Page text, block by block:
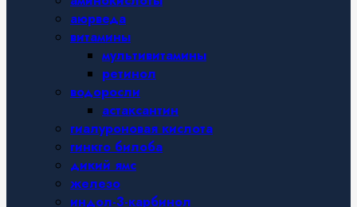
аюрведа
витамины
мультивитамины
ретинол
водоросли
астаксантин
гиалуроновая кислота
гинкго билоба
дикий ямс
железо
индол-3-карбинол